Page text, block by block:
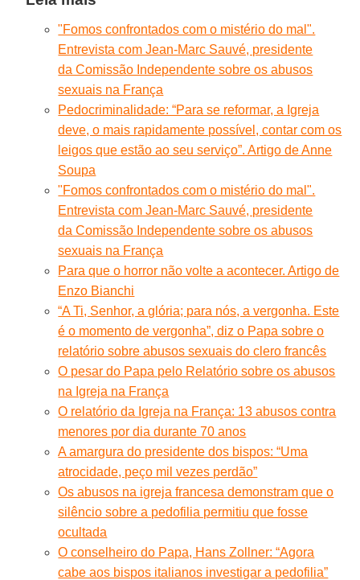
"Fomos confrontados com o mistério do mal".
Entrevista com Jean-Marc Sauvé, presidente
da Comissão Independente sobre os abusos
sexuais na França
Pedocriminalidade: “Para se reformar, a Igreja
deve, o mais rapidamente possível, contar com os
leigos que estão ao seu serviço”. Artigo de Anne
Soupa
"Fomos confrontados com o mistério do mal".
Entrevista com Jean-Marc Sauvé, presidente
da Comissão Independente sobre os abusos
sexuais na França
Para que o horror não volte a acontecer. Artigo de
Enzo Bianchi
“A Ti, Senhor, a glória; para nós, a vergonha. Este
é o momento de vergonha”, diz o Papa sobre o
relatório sobre abusos sexuais do clero francês
O pesar do Papa pelo Relatório sobre os abusos
na Igreja na França
O relatório da Igreja na França: 13 abusos contra
menores por dia durante 70 anos
A amargura do presidente dos bispos: “Uma
atrocidade, peço mil vezes perdão”
Os abusos na igreja francesa demonstram que o
silêncio sobre a pedofilia permitiu que fosse
ocultada
O conselheiro do Papa, Hans Zollner: “Agora
cabe aos bispos italianos investigar a pedofilia”